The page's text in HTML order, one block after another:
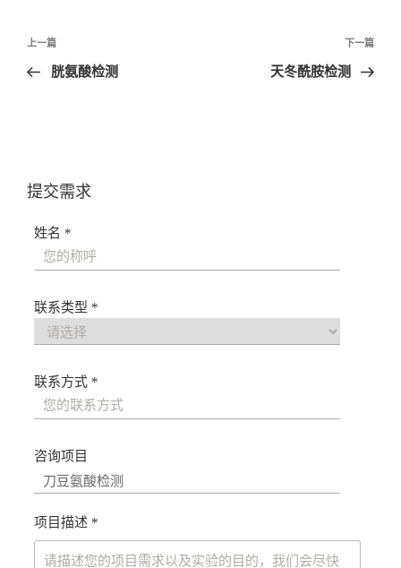
文
章
上一篇
胱氨酸检测
下一篇
天冬酰胺检测
提交需求
姓名 *
联系类型 *
联系方式 *
咨询项目
项目描述 *